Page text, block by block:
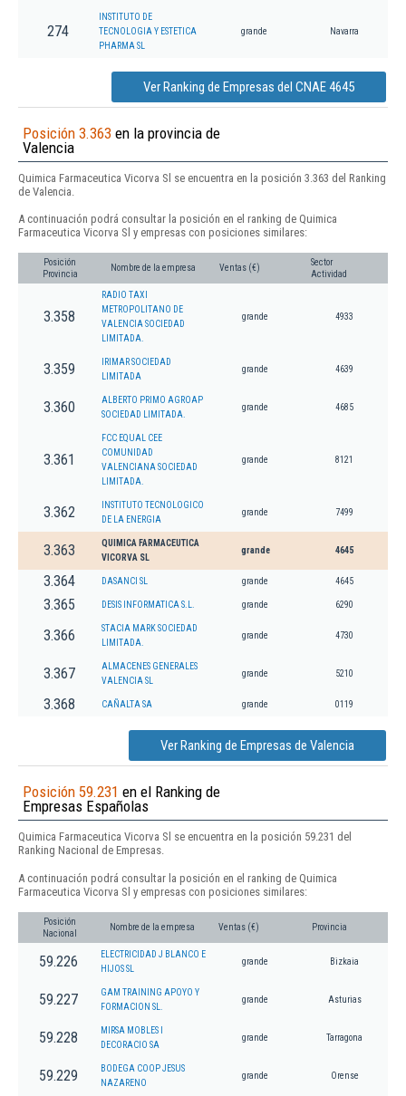
274
INSTITUTO DE
TECNOLOGIA Y ESTETICA
PHARMA SL
grande Navarra
Ver Ranking de Empresas del CNAE 4645
Posición 3.363 en la provincia de
Valencia
Quimica Farmaceutica Vicorva Sl se encuentra en la posición 3.363 del Ranking
de Valencia.
A continuación podrá consultar la posición en el ranking de Quimica
Farmaceutica Vicorva Sl y empresas con posiciones similares:
Posición
Provincia
Nombre de la empresa Ventas (€)
Sector
Actividad
3.358
RADIO TAXI
METROPOLITANO DE
VALENCIA SOCIEDAD
LIMITADA.
grande 4933
3.359
IRIMAR SOCIEDAD
LIMITADA
grande 4639
3.360
ALBERTO PRIMO AGROAP
SOCIEDAD LIMITADA.
grande 4685
3.361
FCC EQUAL CEE
COMUNIDAD
VALENCIANA SOCIEDAD
LIMITADA.
grande 8121
3.362
INSTITUTO TECNOLOGICO
DE LA ENERGIA
grande 7499
3.363
QUIMICA FARMACEUTICA
VICORVA SL
grande 4645
3.364 DASANCI SL grande 4645
3.365 DESIS INFORMATICA S.L. grande 6290
3.366
STACIA MARK SOCIEDAD
LIMITADA.
grande 4730
3.367
ALMACENES GENERALES
VALENCIA SL
grande 5210
3.368 CAÑALTA SA grande 0119
Ver Ranking de Empresas de Valencia
Posición 59.231 en el Ranking de
Empresas Españolas
Quimica Farmaceutica Vicorva Sl se encuentra en la posición 59.231 del
Ranking Nacional de Empresas.
A continuación podrá consultar la posición en el ranking de Quimica
Farmaceutica Vicorva Sl y empresas con posiciones similares:
Posición
Nacional
Nombre de la empresa Ventas (€) Provincia
59.226
ELECTRICIDAD J BLANCO E
HIJOS SL
grande Bizkaia
59.227
GAM TRAINING APOYO Y
FORMACION SL.
grande Asturias
59.228
MIRSA MOBLES I
DECORACIO SA
grande Tarragona
59.229
BODEGA COOP JESUS
NAZARENO
grande Orense